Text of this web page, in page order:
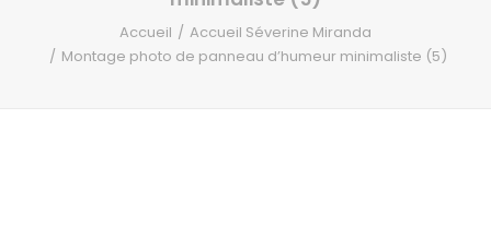
Accompagnement
Accueil
Accueil Séverine Miranda
Montage photo de panneau d’humeur minimaliste (5)